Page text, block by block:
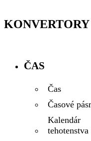
ČAS
Čas
Časové
Kalendár
tehotenstva